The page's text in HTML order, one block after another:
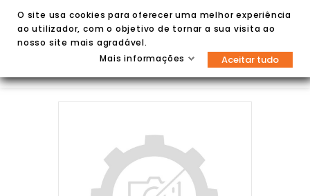

O site usa cookies para oferecer uma melhor experiência
ao utilizador, com o objetivo de tornar a sua visita ao
nosso site mais agradável.
Mais informações
Aceitar tudo